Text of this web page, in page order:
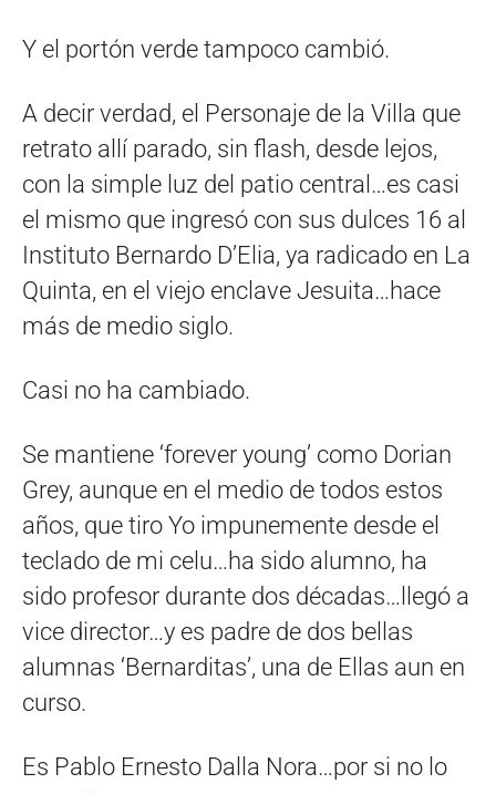
Y el portón verde tampoco cambió.
A decir verdad, el Personaje de la Villa que
retrato allí parado, sin flash, desde lejos,
con la simple luz del patio central…es casi
el mismo que ingresó con sus dulces 16 al
Instituto Bernardo D’Elia, ya radicado en La
Quinta, en el viejo enclave Jesuita…hace
más de medio siglo.
Casi no ha cambiado.
Se mantiene ‘forever young’ como Dorian
Grey, aunque en el medio de todos estos
años, que tiro Yo impunemente desde el
teclado de mi celu…ha sido alumno, ha
sido profesor durante dos décadas…llegó a
vice director…y es padre de dos bellas
alumnas ‘Bernarditas’, una de Ellas aun en
curso.
Es Pablo Ernesto Dalla Nora…por si no lo